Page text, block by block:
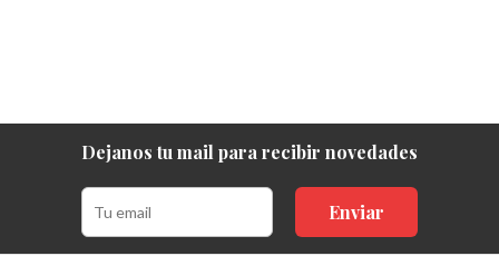
Dejanos tu mail para recibir novedades
Enviar